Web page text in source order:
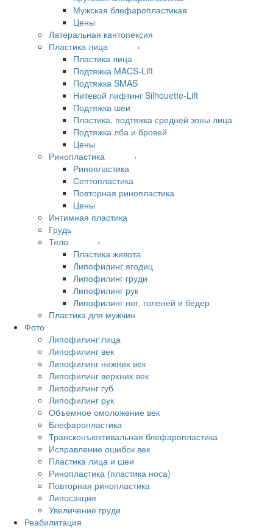
Мужская блефаропластикая
Цены
Латеральная кантопексия
Пластика лица ›
Пластика лица
Подтяжка MACS-Lift
Подтяжка SMAS
Нитевой лифтинг Silhouette-Lift
Подтяжка шеи
Пластика, подтяжка средней зоны лица
Подтяжка лба и бровей
Цены
Ринопластика ›
Ринопластика
Септопластика
Повторная ринопластика
Цены
Интимная пластика
Грудь
Тело ›
Пластика живота
Липофилинг ягодиц
Липофилинг груди
Липофилинг рук
Липофилинг ног, голеней и бедер
Пластика для мужчин
Фото
Липофилинг лица
Липофилинг век
Липофилинг нижних век
Липофилинг верхних век
Липофилинг губ
Липофилинг рук
Объемное омоложение век
Блефаропластика
Трансконъюктивальная блефаропластика
Исправление ошибок век
Пластика лица и шеи
Ринопластика (пластика носа)
Повторная ринопластика
Липосакция
Увеличение груди
Реабилитация